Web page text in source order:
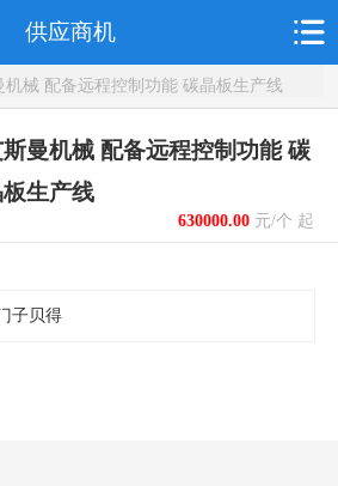
供应商机
械 配备远程控制功能 碳晶板生产线
曼机械 配备远程控制功能 碳
板生产线
630000.00元/个 起
子贝得